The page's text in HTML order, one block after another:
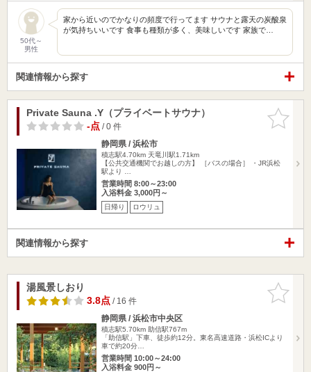
50代～
男性
家から近いのでかなりの頻度で行ってます サウナと露天の炭酸泉
が気持ちいいです 食事も種類が多く、美味しいです 家族で…
関連情報から探す
お気に入
りに追加
Private Sauna .Y（プライベートサウナ）
-点/ 0 件
静岡県 / 浜松市
積志駅4.70km 天竜川駅1.71km
【公共交通機関でお越しの方】 ［バスの場合］ ・JR浜松
駅より …
営業時間 8:00～23:00
入浴料金 3,000円～
日帰り ロウリュ
関連情報から探す
お気に入
りに追加
湯風景しおり
3.8点/ 16 件
静岡県 / 浜松市中央区
積志駅5.70km 助信駅767m
「助信駅」下車、徒歩約12分。東名高速道路・浜松ICより
車で約20分…
営業時間 10:00～24:00
入浴料金 900円～